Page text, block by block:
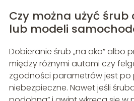
Czy można użyć
lub modeli
Dobieranie śrub „na oko” albo
między różnymi autami czy
zgodności parametrów jest po
niebezpieczne. Nawet jeśli